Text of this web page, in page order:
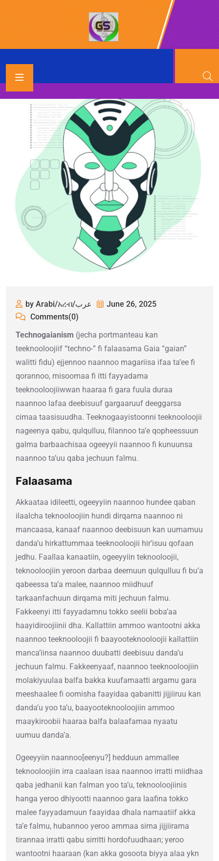
by Arabi/አረብ/عرب
June 26, 2025
Comments(0)
Technogaianism (jecha portmanteau kan
teeknooloojiif “techno-” fi falaasama Gaia “gaian”
walitti fidu) ejjennoo naannoo magariisa ifaa ta’ee fi
qorannoo, misoomaa fi itti fayyadama
teeknooloojiiwwan haaraa fi gara fuula duraa
naannoo lafaa deebisuuf gargaaruuf deeggarsa
cimaa taasisuudha. Teeknogaayistoonni teeknooloojii
nageenya qabu, qulqulluu, filannoo ta’e qopheessuun
galma barbaachisaa ogeeyyii naannoo fi kunuunsa
naannoo ta’uu qaba jechuun falmu.
Falaasama
Akkaataa idileetti, ogeeyyiin naannoo hundee qaban
ilaalcha teknooloojiin hundi dirqama naannoo ni
mancaasa, kanaaf naannoo deebisuun kan uumamuu
danda’u hirkattummaa teeknooloojii hir’isuu qofaan
jedhu. Faallaa kanaatiin, ogeeyyiin teknooloojii,
teknooloojiin yeroon darbaa deemuun qulqulluu fi bu’a
qabeessa ta’a malee, naannoo miidhuuf
tarkaanfachuun dirqama miti jechuun falmu.
Fakkeenyi itti fayyadamnu tokko seelii boba’aa
haayidiroojiinii dha. Kallattiin ammoo wantootni akka
naannoo teeknooloojii fi baayooteknooloojii kallattiin
manca’iinsa naannoo duubatti deebisuu danda’u
jechuun falmu. Fakkeenyaaf, naannoo teeknooloojiin
molakiyuulaa balfa bakka kuufamaatti argamu gara
meeshaalee fi oomisha faayidaa qabanitti jijjiiruu kan
danda’u yoo ta’u, baayooteknooloojiin ammoo
maaykiroobii haaraa balfa balaafamaa nyaatu
uumuu danda’a.
Ogeeyyiin naannoo[eenyu?] hedduun ammallee
teknooloojiin irra caalaan isaa naannoo irratti miidhaa
qaba jedhanii kan falman yoo ta’u, teknooloojiinis
hanga yeroo dhiyootti naannoo gara laafina tokko
malee fayyadamuun faayidaa dhala namaatiif akka
ta’e falmu, hubannoo yeroo ammaa sirna jijjiirama
tirannaa irratti qabu sirritti hordofuudhaan; yeroo
wantootni haaraan (kan akka gosoota biyya alaa ykn